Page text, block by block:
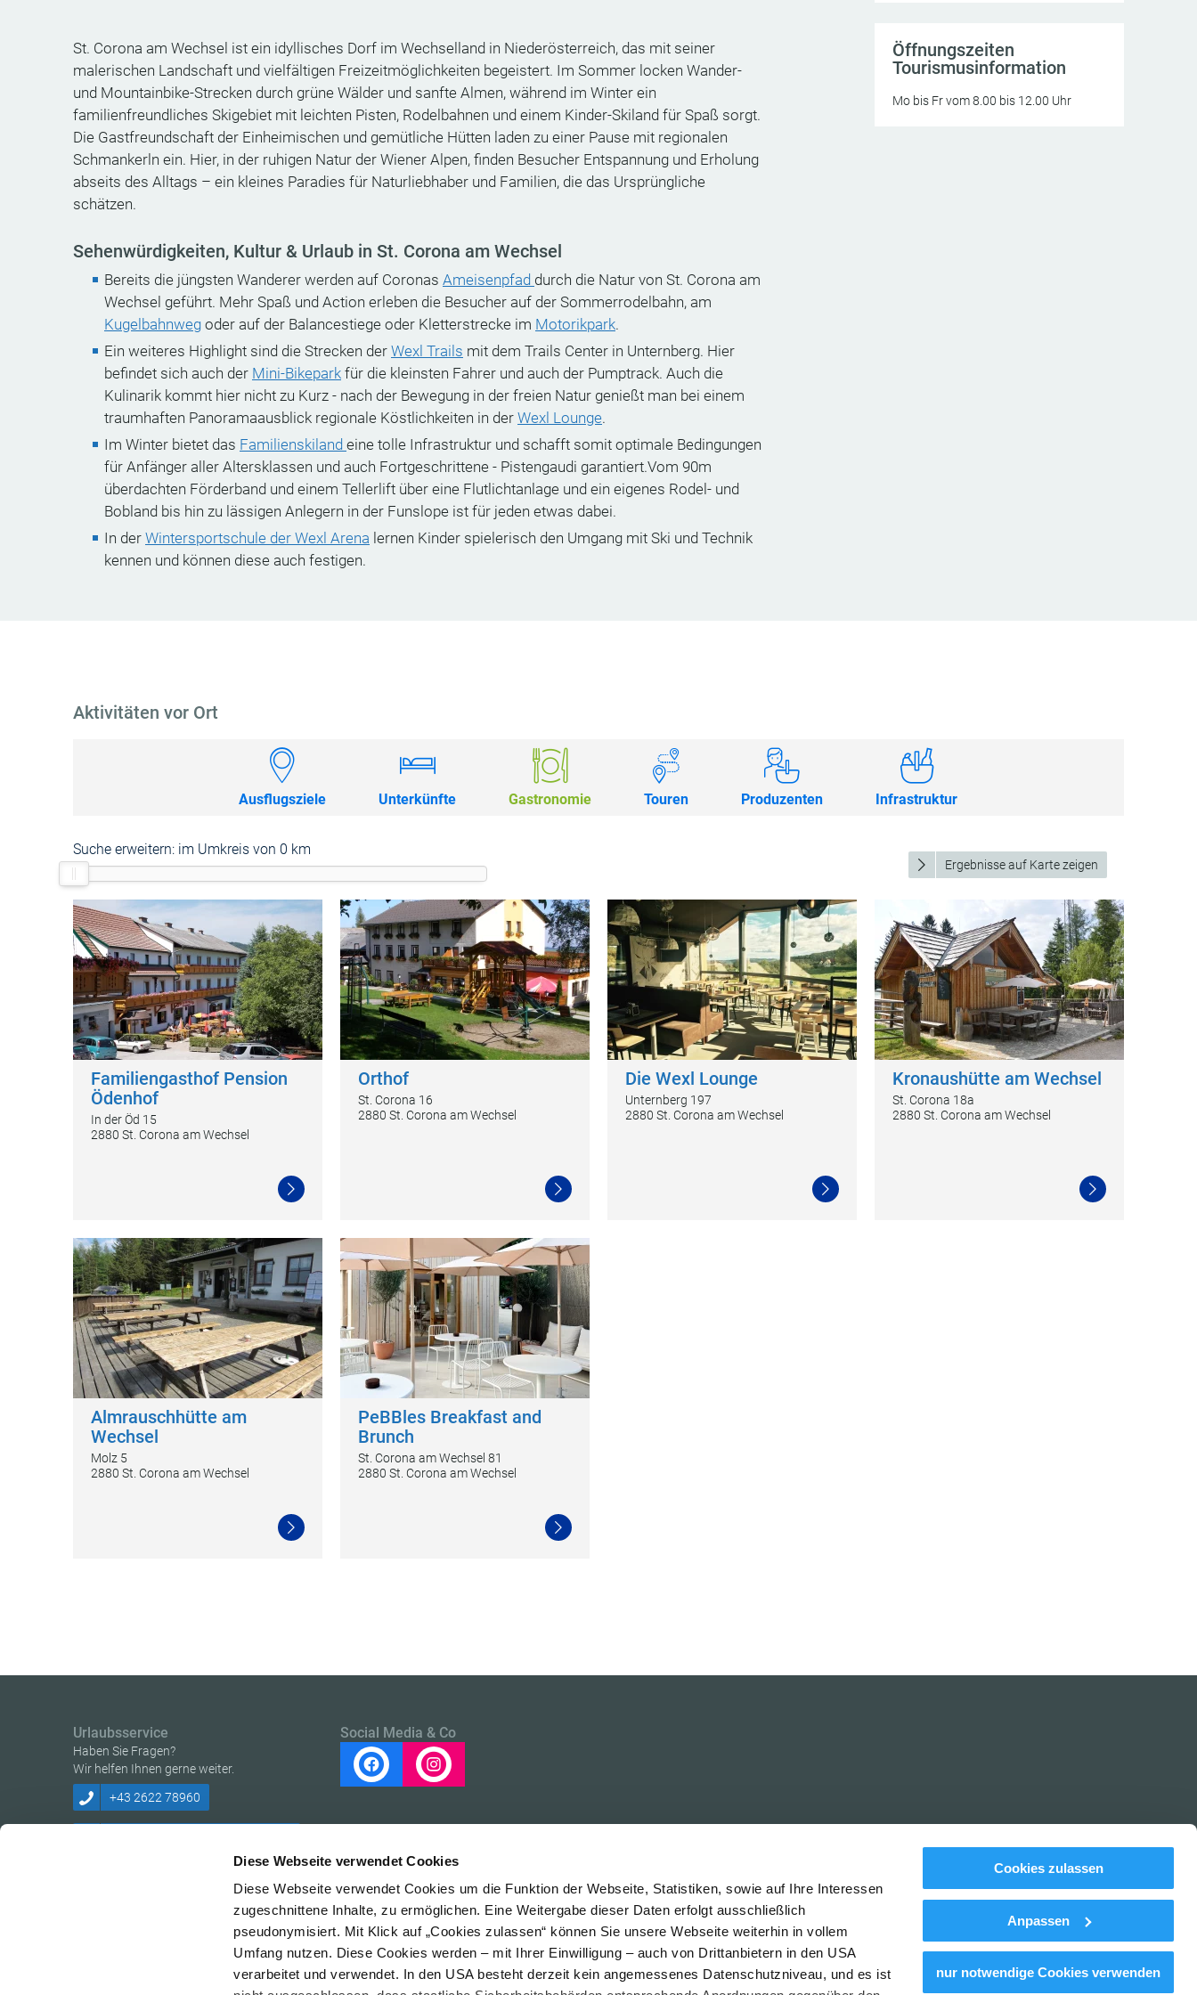
Diese Webseite verwendet Cookies
Diese Webseite verwendet Cookies um die Funktion der Webseite, Statistiken, sowie auf Ihre Interessen
zugeschnittene Inhalte, zu ermöglichen. Eine Weitergabe dieser Daten erfolgt ausschließlich
pseudonymisiert. Mit Klick auf „Cookies zulassen“ können Sie unsere Webseite weiterhin in vollem
Umfang nutzen. Diese Cookies werden – mit Ihrer Einwilligung – auch von Drittanbietern in den USA
verarbeitet und verwendet. In den USA besteht derzeit kein angemessenes Datenschutzniveau, und es ist
Cookies zulassen
Anpassen
nur notwendige Cookies verwenden
St. Corona am Wechsel ist ein idyllisches Dorf im Wechselland in Niederösterreich, das mit seiner
malerischen Landschaft und vielfältigen Freizeitmöglichkeiten begeistert. Im Sommer locken Wander-
und Mountainbike-Strecken durch grüne Wälder und sanfte Almen, während im Winter ein
familienfreundliches Skigebiet mit leichten Pisten, Rodelbahnen und einem Kinder-Skiland für Spaß sorgt.
Die Gastfreundschaft der Einheimischen und gemütliche Hütten laden zu einer Pause mit regionalen
Schmankerln ein. Hier, in der ruhigen Natur der Wiener Alpen, finden Besucher Entspannung und Erholung
abseits des Alltags – ein kleines Paradies für Naturliebhaber und Familien, die das Ursprüngliche
schätzen.
Sehenwürdigkeiten, Kultur & Urlaub in St. Corona am Wechsel
Bereits die jüngsten Wanderer werden auf Coronas Ameisenpfad durch die Natur von St. Corona am
Wechsel geführt. Mehr Spaß und Action erleben die Besucher auf der Sommerrodelbahn, am
Kugelbahnweg oder auf der Balancestiege oder Kletterstrecke im Motorikpark.
Ein weiteres Highlight sind die Strecken der Wexl Trails mit dem Trails Center in Unternberg. Hier
befindet sich auch der Mini-Bikepark für die kleinsten Fahrer und auch der Pumptrack. Auch die
Kulinarik kommt hier nicht zu Kurz - nach der Bewegung in der freien Natur genießt man bei einem
traumhaften Panoramaausblick regionale Köstlichkeiten in der Wexl Lounge.
Im Winter bietet das Familienskiland eine tolle Infrastruktur und schafft somit optimale Bedingungen
für Anfänger aller Altersklassen und auch Fortgeschrittene - Pistengaudi garantiert.Vom 90m
überdachten Förderband und einem Tellerlift über eine Flutlichtanlage und ein eigenes Rodel- und
Bobland bis hin zu lässigen Anlegern in der Funslope ist für jeden etwas dabei.
In der Wintersportschule der Wexl Arena lernen Kinder spielerisch den Umgang mit Ski und Technik
kennen und können diese auch festigen.
Öffnungszeiten
Tourismusinformation
Mo bis Fr vom 8.00 bis 12.00 Uhr
Aktivitäten vor Ort
Ausflugsziele Unterkünfte Gastronomie Touren Produzenten Infrastruktur
Suche erweitern: im Umkreis von 0 km
Ergebnisse auf Karte zeigen
Familiengasthof Pension
Ödenhof
In der Öd 15
2880 St. Corona am Wechsel
Orthof
St. Corona 16
2880 St. Corona am Wechsel
Die Wexl Lounge
Unternberg 197
2880 St. Corona am Wechsel
Kronaushütte am Wechsel
St. Corona 18a
2880 St. Corona am Wechsel
Almrauschhütte am
Wechsel
Molz 5
2880 St. Corona am Wechsel
PeBBles Breakfast and
Brunch
St. Corona am Wechsel 81
2880 St. Corona am Wechsel
Urlaubsservice
Haben Sie Fragen?
Wir helfen Ihnen gerne weiter.
+43 2622 78960
Social Media & Co
Copyright © Erlebnisregion Wechselland Impressum Datenschutz Haftungsausschluss Barrierefreiheitserklärung